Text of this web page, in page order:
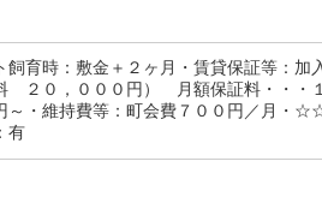
育時：敷金＋２ヶ月・賃貸保証等：
２０，０００円） 月額保証料・・
～・維持費等：町会費７００円／月
有